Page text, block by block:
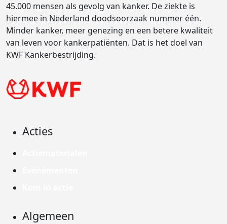
45.000 mensen als gevolg van kanker. De ziekte is
hiermee in Nederland doodsoorzaak nummer één.
Minder kanker, meer genezing en een betere kwaliteit
van leven voor kankerpatiënten. Dat is het doel van
KWF Kankerbestrijding.
Acties
Algemeen